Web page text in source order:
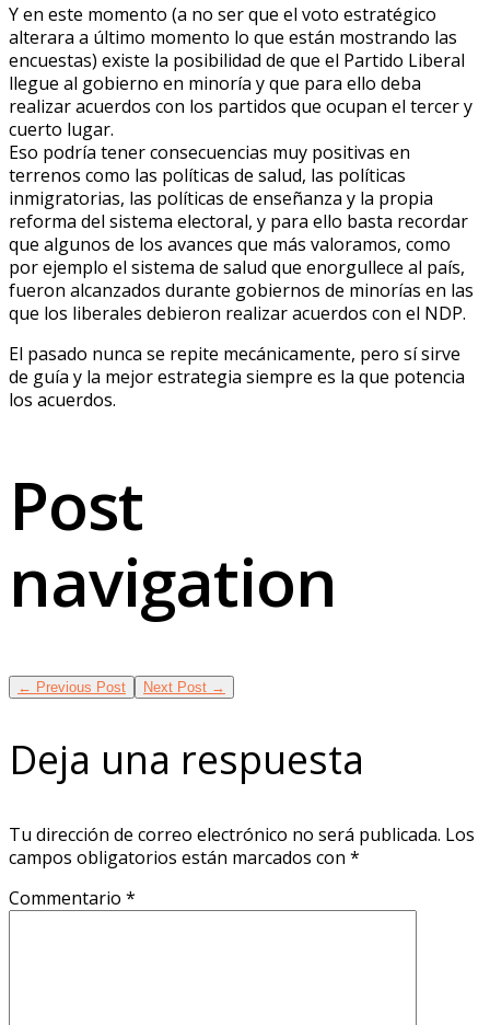
Y en este momento (a no ser que el voto estratégico
alterara a último momento lo que están mostrando las
encuestas) existe la posibilidad de que el Partido Liberal
llegue al gobierno en minoría y que para ello deba
realizar acuerdos con los partidos que ocupan el tercer y
cuerto lugar.
Eso podría tener consecuencias muy positivas en
terrenos como las políticas de salud, las políticas
inmigratorias, las políticas de enseñanza y la propia
reforma del sistema electoral, y para ello basta recordar
que algunos de los avances que más valoramos, como
por ejemplo el sistema de salud que enorgullece al país,
fueron alcanzados durante gobiernos de minorías en las
que los liberales debieron realizar acuerdos con el NDP.
El pasado nunca se repite mecánicamente, pero sí sirve
de guía y la mejor estrategia siempre es la que potencia
los acuerdos.
Post
navigation
← Previous Post Next Post →
Deja una respuesta
Tu dirección de correo electrónico no será publicada. Los
campos obligatorios están marcados con *
Commentario *